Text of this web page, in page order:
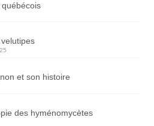
et son histoire
des hyménomycètes